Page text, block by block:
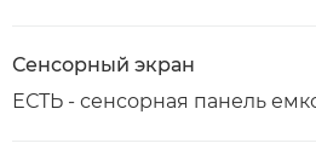
Сенсорный экран
ЕСТЬ - сенсорная панель